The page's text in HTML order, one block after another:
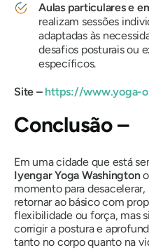
Aulas particulares e
realizam sessões
adaptadas às
desafios posturais ou
específicos.
Site –https://www.yoga-
Conclusão –
Em uma cidade que está
Iyengar Yoga Washington
momento para
retornar ao básico com
flexibilidade ou força, mas
corrigir a postura e
tanto no corpo quanto na